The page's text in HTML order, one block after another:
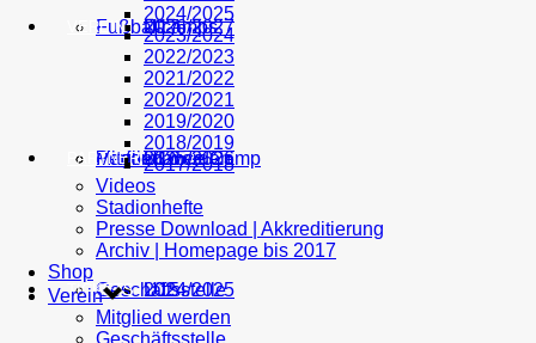
U17
U16
U15
Fußballcamps
Performance Camp
2026/2027
2025/2026
2024/2025
VEREIN
Mitglied werden
Geschäftsstelle
PARTNER
TICKETS
2024/2025
2023/2024
2022/2023
2021/2022
2020/2021
2019/2020
2018/2019
2017/2018
Videos
Stadionhefte
Presse Download | Akkreditierung
Archiv | Homepage bis 2017
Shop
Verein
Mitglied werden
Geschäftsstelle